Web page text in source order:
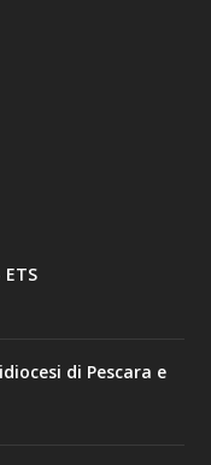
di Pescara e